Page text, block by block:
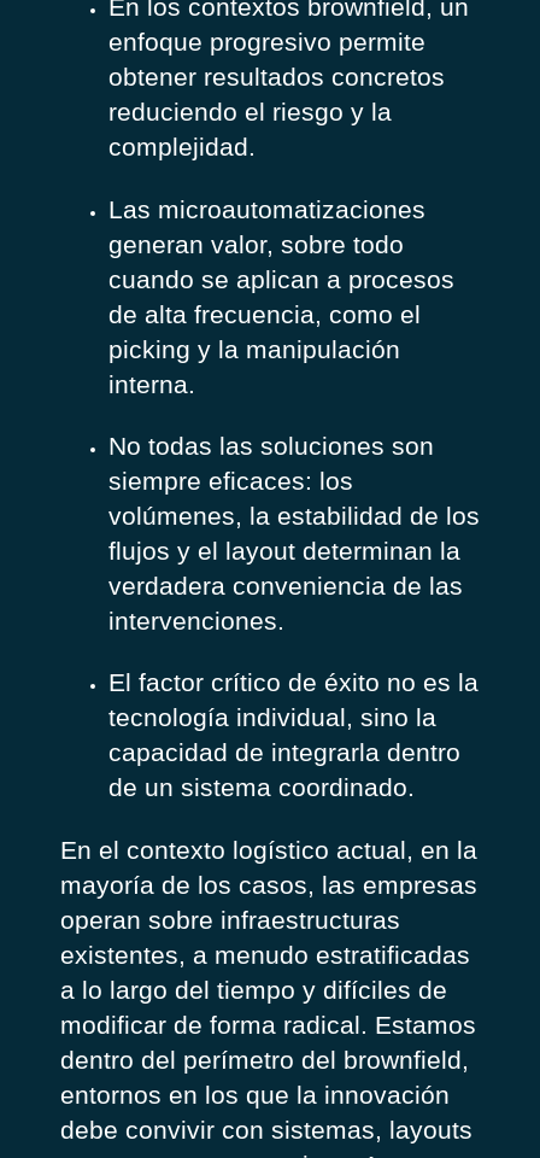
En los contextos brownfield, un
enfoque progresivo permite
obtener resultados concretos
reduciendo el riesgo y la
complejidad.
Las microautomatizaciones
generan valor, sobre todo
cuando se aplican a procesos
de alta frecuencia, como el
picking y la manipulación
interna.
No todas las soluciones son
siempre eficaces: los
volúmenes, la estabilidad de los
flujos y el layout determinan la
verdadera conveniencia de las
intervenciones.
El factor crítico de éxito no es la
tecnología individual, sino la
capacidad de integrarla dentro
de un sistema coordinado.
En el contexto logístico actual, en la
mayoría de los casos, las empresas
operan sobre infraestructuras
existentes, a menudo estratificadas
a lo largo del tiempo y difíciles de
modificar de forma radical. Estamos
dentro del perímetro del brownfield,
entornos en los que la innovación
debe convivir con sistemas, layouts